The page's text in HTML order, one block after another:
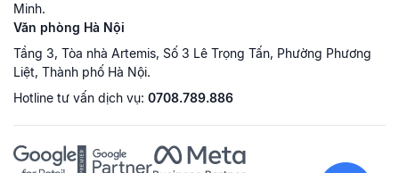
Minh.
Văn phòng Hà Nội
Tầng 3, Tòa nhà Artemis, Số 3 Lê Trọng Tấn, Phường Phương
Liệt, Thành phố Hà Nội.
Hotline tư vấn dịch vụ: 0708.789.886